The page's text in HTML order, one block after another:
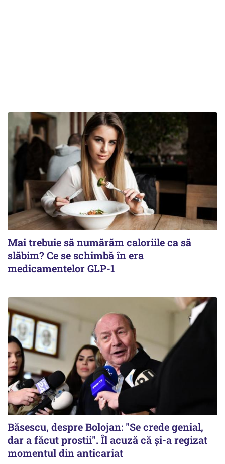
Mai trebuie să numărăm caloriile ca să
slăbim? Ce se schimbă în era
medicamentelor GLP-1
Băsescu, despre Bolojan: "Se crede genial,
dar a făcut prostii". Îl acuză că și-a regizat
momentul din anticariat